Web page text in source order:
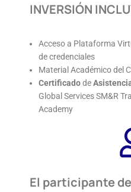
INVERSIÓN
Acceso a Plataforma
de credenciales
Material Académico del
Certificadode
Global Services SM&R
Academy
El participante